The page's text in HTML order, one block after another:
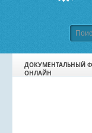
ПОДБОРКИ
ДОКУМЕНТАЛЬНЫЙ
ОНЛАЙН